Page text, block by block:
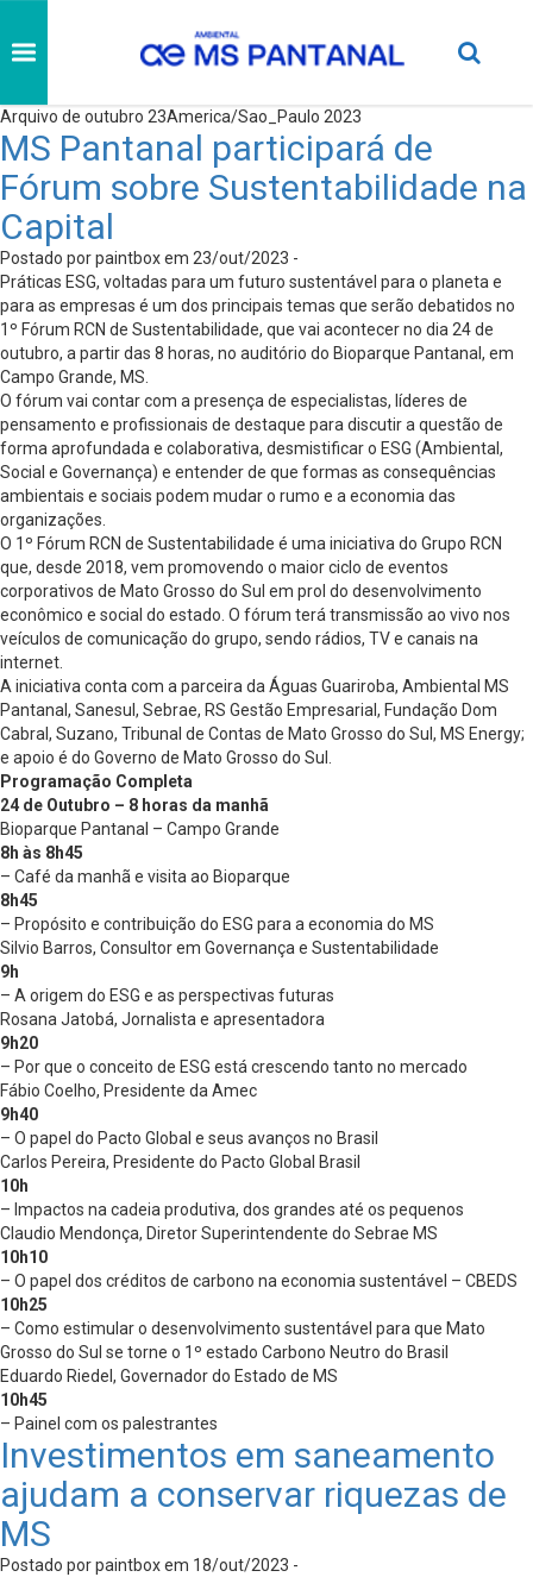
Arquivo de outubro 23America/Sao_Paulo 2023
MS Pantanal participará de
Fórum sobre Sustentabilidade na
Capital
Postado por paintbox em 23/out/2023 -
Práticas ESG, voltadas para um futuro sustentável para o planeta e
para as empresas é um dos principais temas que serão debatidos no
1º Fórum RCN de Sustentabilidade, que vai acontecer no dia 24 de
outubro, a partir das 8 horas, no auditório do Bioparque Pantanal, em
Campo Grande, MS.
O fórum vai contar com a presença de especialistas, líderes de
pensamento e profissionais de destaque para discutir a questão de
forma aprofundada e colaborativa, desmistificar o ESG (Ambiental,
Social e Governança) e entender de que formas as consequências
ambientais e sociais podem mudar o rumo e a economia das
organizações.
O 1º Fórum RCN de Sustentabilidade é uma iniciativa do Grupo RCN
que, desde 2018, vem promovendo o maior ciclo de eventos
corporativos de Mato Grosso do Sul em prol do desenvolvimento
econômico e social do estado. O fórum terá transmissão ao vivo nos
veículos de comunicação do grupo, sendo rádios, TV e canais na
internet.
A iniciativa conta com a parceira da Águas Guariroba, Ambiental MS
Pantanal, Sanesul, Sebrae, RS Gestão Empresarial, Fundação Dom
Cabral, Suzano, Tribunal de Contas de Mato Grosso do Sul, MS Energy;
e apoio é do Governo de Mato Grosso do Sul.
Programação Completa
24 de Outubro – 8 horas da manhã
Bioparque Pantanal – Campo Grande
8h às 8h45
– Café da manhã e visita ao Bioparque
8h45
– Propósito e contribuição do ESG para a economia do MS
Silvio Barros, Consultor em Governança e Sustentabilidade
9h
– A origem do ESG e as perspectivas futuras
Rosana Jatobá, Jornalista e apresentadora
9h20
– Por que o conceito de ESG está crescendo tanto no mercado
Fábio Coelho, Presidente da Amec
9h40
– O papel do Pacto Global e seus avanços no Brasil
Carlos Pereira, Presidente do Pacto Global Brasil
10h
– Impactos na cadeia produtiva, dos grandes até os pequenos
Claudio Mendonça, Diretor Superintendente do Sebrae MS
10h10
– O papel dos créditos de carbono na economia sustentável – CBEDS
10h25
– Como estimular o desenvolvimento sustentável para que Mato
Grosso do Sul se torne o 1º estado Carbono Neutro do Brasil
Eduardo Riedel, Governador do Estado de MS
10h45
– Painel com os palestrantes
Investimentos em saneamento
ajudam a conservar riquezas de
MS
Postado por paintbox em 18/out/2023 -